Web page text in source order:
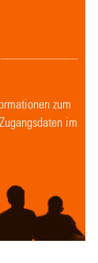
zum
im